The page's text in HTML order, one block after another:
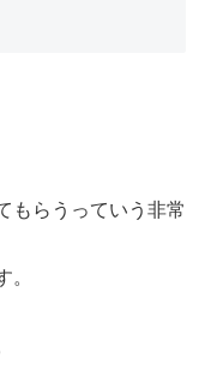
もらうっていう非常
。